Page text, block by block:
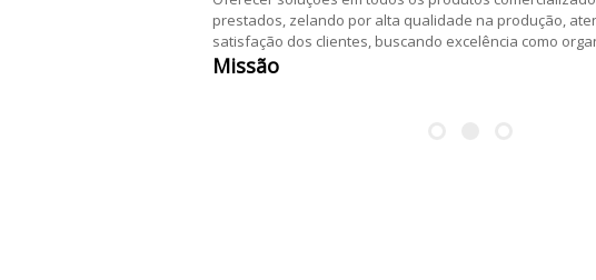
prestados, zelando por alta qualidade na produção,
satisfação dos clientes, buscando excelência como
Missão